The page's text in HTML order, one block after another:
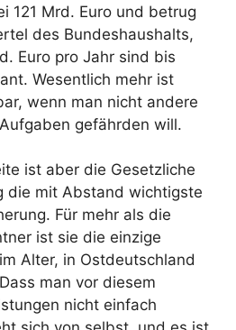
121 Mrd. Euro und betrug
des Bundeshaushalts,
Euro pro Jahr sind bis
Wesentlich mehr ist
wenn man nicht andere
gefährden will.
ist aber die Gesetzliche
die mit Abstand wichtigste
Für mehr als die
ist sie die einzige
Alter, in Ostdeutschland
man vor diesem
nicht einfach